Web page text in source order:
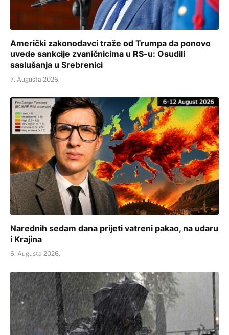
Američki zakonodavci traže od Trumpa da ponovo
uvede sankcije zvaničnicima u RS-u: Osudili
saslušanja u Srebrenici
7. Augusta 2026.
Narednih sedam dana prijeti vatreni pakao, na udaru
i Krajina
6. Augusta 2026.